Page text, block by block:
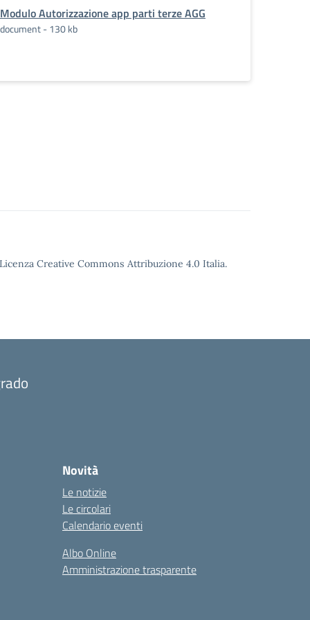
Modulo Autorizzazione app parti terze AGG
document - 130 kb
Creative Commons Attribuzione 4.0 Italia.
Novità
Le notizie
Le circolari
Calendario eventi
Albo Online
Amministrazione trasparente